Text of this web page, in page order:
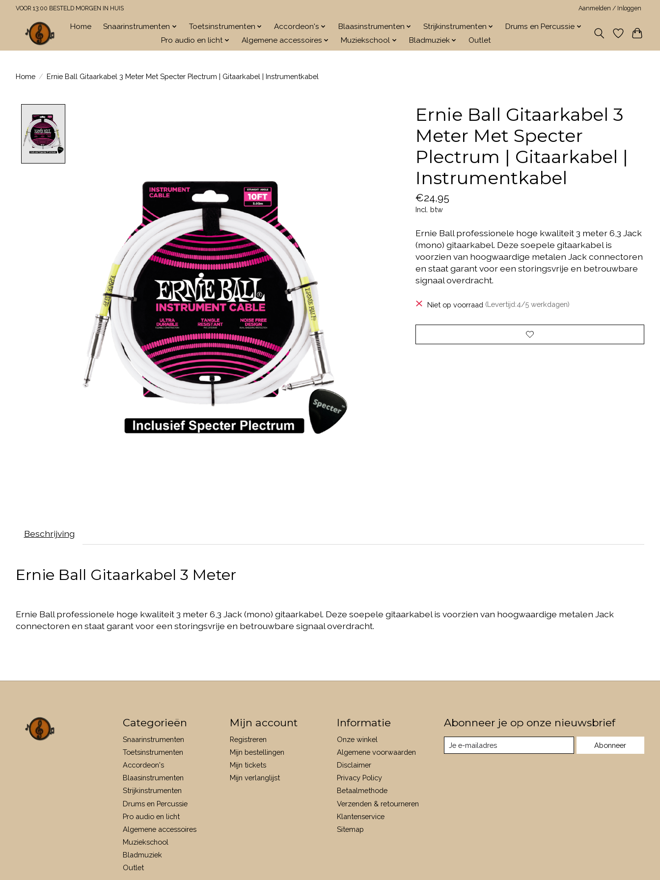
VOOR 13:00 BESTELD MORGEN IN HUIS Aanmelden / Inloggen
Home Snaarinstrumenten Toetsinstrumenten Accordeon's Blaasinstrumenten Strijkinstrumenten
Drums en Percussie
Pro audio en licht
Algemene accessoires Muziekschool Bladmuziek Outlet
Home / Ernie Ball Gitaarkabel 3 Meter Met Specter Plectrum | Gitaarkabel | Instrumentkabel
Ernie Ball Gitaarkabel 3
Meter Met Specter
Plectrum | Gitaarkabel |
Instrumentkabel
€24,95
Incl. btw
Ernie Ball professionele hoge kwaliteit 3 meter 6,3 Jack
(mono) gitaarkabel. Deze soepele gitaarkabel is
voorzien van hoogwaardige metalen Jack connectoren
en staat garant voor een storingsvrije en betrouwbare
signaal overdracht.
Niet op voorraad (Levertijd:4/5 werkdagen)
Beschrijving
Ernie Ball Gitaarkabel 3 Meter
Ernie Ball professionele hoge kwaliteit 3 meter 6,3 Jack (mono) gitaarkabel. Deze soepele gitaarkabel is voorzien van hoogwaardige metalen Jack
connectoren en staat garant voor een storingsvrije en betrouwbare signaal overdracht.
Categorieën
Snaarinstrumenten
Toetsinstrumenten
Accordeon's
Blaasinstrumenten
Strijkinstrumenten
Drums en Percussie
Pro audio en licht
Algemene accessoires
Muziekschool
Bladmuziek
Outlet
Mijn account
Registreren
Mijn bestellingen
Mijn tickets
Mijn verlanglijst
Informatie
Onze winkel
Algemene voorwaarden
Disclaimer
Privacy Policy
Betaalmethode
Verzenden & retourneren
Klantenservice
Sitemap
Abonneer je op onze nieuwsbrief
Abonneer